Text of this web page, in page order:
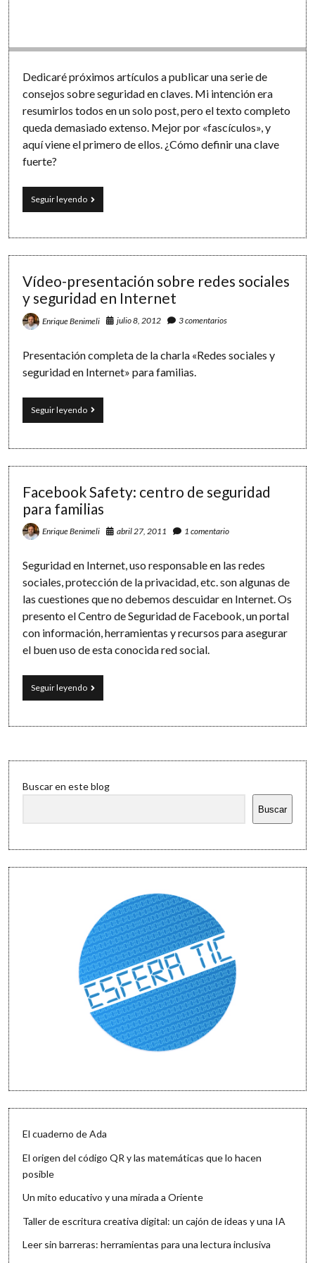
Dedicaré próximos artículos a publicar una serie de
consejos sobre seguridad en claves. Mi intención era
resumirlos todos en un solo post, pero el texto completo
queda demasiado extenso. Mejor por «fascículos», y
aquí viene el primero de ellos. ¿Cómo definir una clave
fuerte?
Seguir leyendoConsejos
sobre
en
«¿Utilizas
una
fuerte?»
Vídeo-presentación sobre redes sociales
y seguridad en Internet
Enrique Benimeli julio 8, 2012 3 comentarios
Presentación completa de la charla «Redes sociales y
seguridad en Internet» para familias.
Seguir leyendoVídeo-
presentación
redes
seguridad
en
Internet
Facebook Safety: centro de seguridad
para familias
Enrique Benimeli abril 27, 2011 1 comentario
Seguridad en Internet, uso responsable en las redes
sociales, protección de la privacidad, etc. son algunas de
las cuestiones que no debemos descuidar en Internet. Os
presento el Centro de Seguridad de Facebook, un portal
con información, herramientas y recursos para asegurar
el buen uso de esta conocida red social.
Seguir leyendoFacebook
Safety:
de
familias
Sidebar
Buscar en este blog
Buscar
El cuaderno de Ada
El origen del código QR y las matemáticas que lo hacen
posible
Un mito educativo y una mirada a Oriente
Taller de escritura creativa digital: un cajón de ideas y una IA
Leer sin barreras: herramientas para una lectura inclusiva